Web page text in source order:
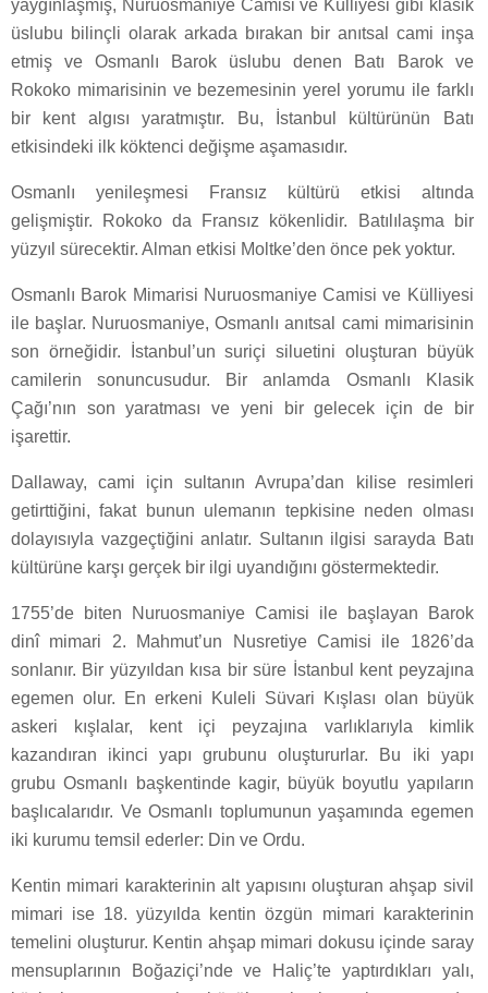
yaygınlaşmış, Nuruosmaniye Camisi ve Külliyesi gibi klasik
üslubu bilinçli olarak arkada bırakan bir anıtsal cami inşa
etmiş ve Osmanlı Barok üslubu denen Batı Barok ve
Rokoko mimarisinin ve bezemesinin yerel yorumu ile farklı
bir kent algısı yaratmıştır. Bu, İstanbul kültürünün Batı
etkisindeki ilk köktenci değişme aşamasıdır.
Osmanlı yenileşmesi Fransız kültürü etkisi altında
gelişmiştir. Rokoko da Fransız kökenlidir. Batılılaşma bir
yüzyıl sürecektir. Alman etkisi Moltke’den önce pek yoktur.
Osmanlı Barok Mimarisi Nuruosmaniye Camisi ve Külliyesi
ile başlar. Nuruosmaniye, Osmanlı anıtsal cami mimarisinin
son örneğidir. İstanbul’un suriçi siluetini oluşturan büyük
camilerin sonuncusudur. Bir anlamda Osmanlı Klasik
Çağı’nın son yaratması ve yeni bir gelecek için de bir
işarettir.
Dallaway, cami için sultanın Avrupa’dan kilise resimleri
getirttiğini, fakat bunun ulemanın tepkisine neden olması
dolayısıyla vazgeçtiğini anlatır. Sultanın ilgisi sarayda Batı
kültürüne karşı gerçek bir ilgi uyandığını göstermektedir.
1755’de biten Nuruosmaniye Camisi ile başlayan Barok
dinî mimari 2. Mahmut’un Nusretiye Camisi ile 1826’da
sonlanır. Bir yüzyıldan kısa bir süre İstanbul kent peyzajına
egemen olur. En erkeni Kuleli Süvari Kışlası olan büyük
askeri kışlalar, kent içi peyzajına varlıklarıyla kimlik
kazandıran ikinci yapı grubunu oluştururlar. Bu iki yapı
grubu Osmanlı başkentinde kagir, büyük boyutlu yapıların
başlıcalarıdır. Ve Osmanlı toplumunun yaşamında egemen
iki kurumu temsil ederler: Din ve Ordu.
Kentin mimari karakterinin alt yapısını oluşturan ahşap sivil
mimari ise 18. yüzyılda kentin özgün mimari karakterinin
temelini oluşturur. Kentin ahşap mimari dokusu içinde saray
mensuplarının Boğaziçi’nde ve Haliç’te yaptırdıkları yalı,